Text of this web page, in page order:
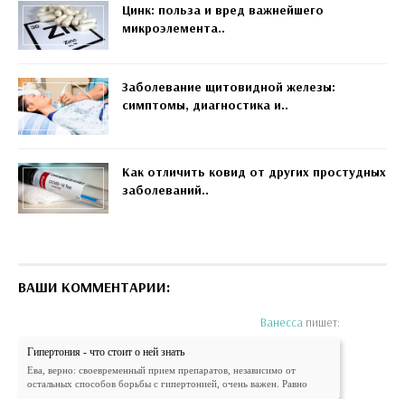
Цинк: польза и вред важнейшего
микроэлемента..
Заболевание щитовидной железы:
симптомы, диагностика и..
Как отличить ковид от других простудных
заболеваний..
ВАШИ КОММЕНТАРИИ:
Ванесса пишет:
Гипертония - что стоит о ней знать
Ева, верно: своевременный прием препаратов, независимо от
остальных способов борьбы с гипертонией, очень важен. Равно